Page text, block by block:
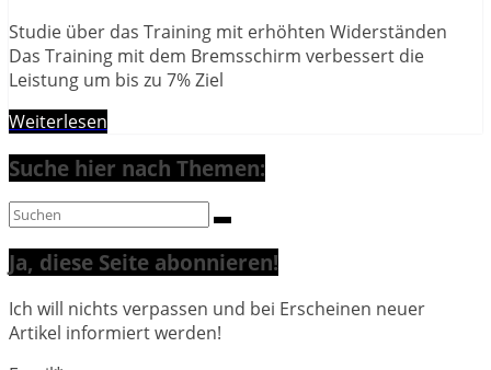
Studie über das Training mit erhöhten Widerständen
Das Training mit dem Bremsschirm verbessert die
Leistung um bis zu 7% Ziel
Weiterlesen
Suche hier nach Themen:
Ja, diese Seite abonnieren!
Ich will nichts verpassen und bei Erscheinen neuer
Artikel informiert werden!